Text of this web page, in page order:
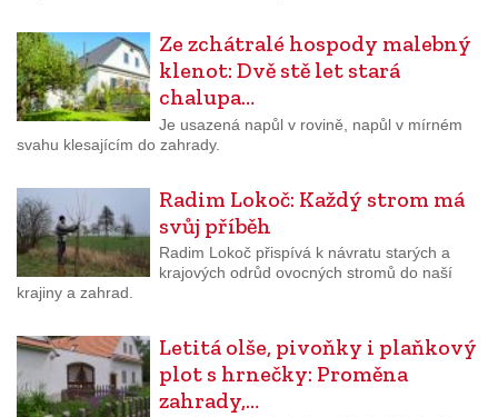
Ze zchátralé hospody malebný
klenot: Dvě stě let stará
chalupa…
Je usazená napůl v rovině, napůl v mírném
svahu klesajícím do zahrady.
Radim Lokoč: Každý strom má
svůj příběh
Radim Lokoč přispívá k návratu starých a
krajových odrůd ovocných stromů do naší
krajiny a zahrad.
Letitá olše, pivoňky i plaňkový
plot s hrnečky: Proměna
zahrady,…